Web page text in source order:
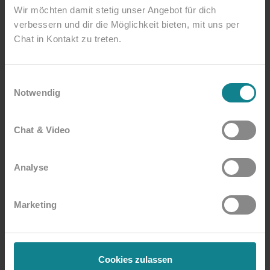
Wir möchten damit stetig unser Angebot für dich
verbessern und dir die Möglichkeit bieten, mit uns per
Chat in Kontakt zu treten.
Notwendig
Chat & Video
Analyse
Marketing
Cookies zulassen
Erfolgreich als Pflegedienstleitung
Frederic Huppers